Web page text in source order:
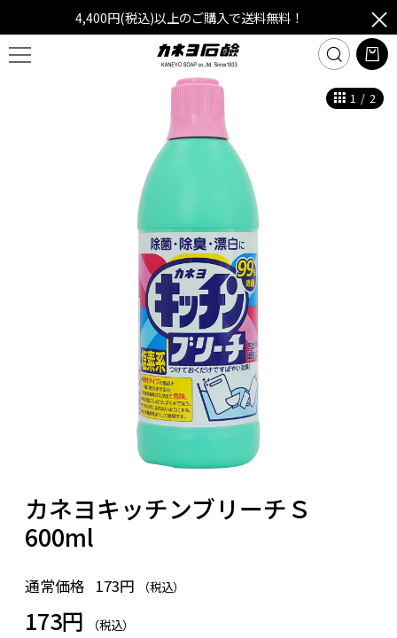
4,400円(税込)以上のご購入で送料無料！
1 / 2
カネヨキッチンブリーチＳ
600ml
通常価格 173円 （税込）
173円 （税込）